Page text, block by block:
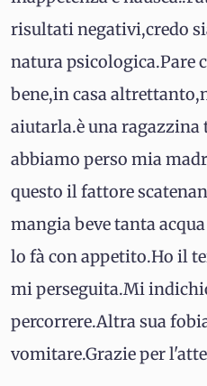
risultati negativi,credo
natura psicologica.Pare
bene,in casa
aiutarla.è una ragazzina
abbiamo perso mia
questo il fattore
mangia beve tanta
lo fà con appetito.Ho il
mi perseguita.Mi
percorrere.Altra sua
vomitare.Grazie per